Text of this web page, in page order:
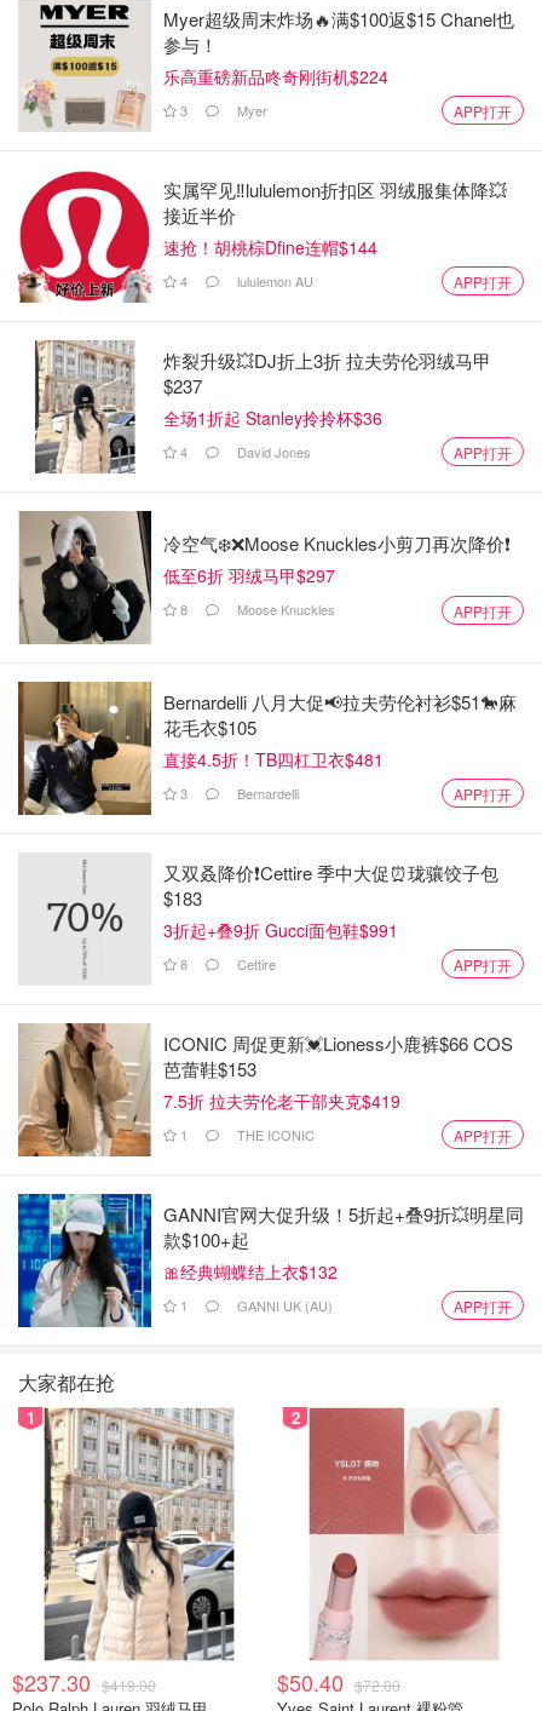
Myer超级周末炸场🔥满$100返$15 Chanel也
参与！
乐高重磅新品咚奇刚街机$224
3 Myer APP打开
实属罕见‼️lululemon折扣区 羽绒服集体降💥
接近半价
速抢！胡桃棕Dfine连帽$144
4 lululemon AU APP打开
炸裂升级💥DJ折上3折 拉夫劳伦羽绒马甲
$237
全场1折起 Stanley拎拎杯$36
4 David Jones APP打开
冷空气❄️❌️Moose Knuckles小剪刀再次降价❗️
低至6折 羽绒马甲$297
8 Moose Knuckles APP打开
Bernardelli 八月大促📢拉夫劳伦衬衫$51🐎麻
花毛衣$105
直接4.5折！TB四杠卫衣$481
3 Bernardelli APP打开
又双叒降价❗️Cettire 季中大促⏰珑骧饺子包
$183
3折起+叠9折 Gucci面包鞋$991
8 Cettire APP打开
ICONIC 周促更新💓Lioness小鹿裤$66 COS
芭蕾鞋$153
7.5折 拉夫劳伦老干部夹克$419
1 THE ICONIC APP打开
GANNI官网大促升级！5折起+叠9折💥明星同
款$100+起
🎀经典蝴蝶结上衣$132
1 GANNI UK (AU) APP打开
大家都在抢
1
$237.30 $419.00
2
$50.40 $72.00